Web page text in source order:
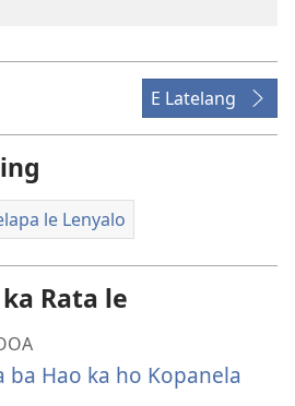
E Latelang
le Lenyalo
Rata le
ba Hao ka ho Kopanela